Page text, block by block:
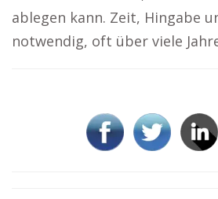
ablegen kann. Zeit, Hingabe
notwendig, oft über viele